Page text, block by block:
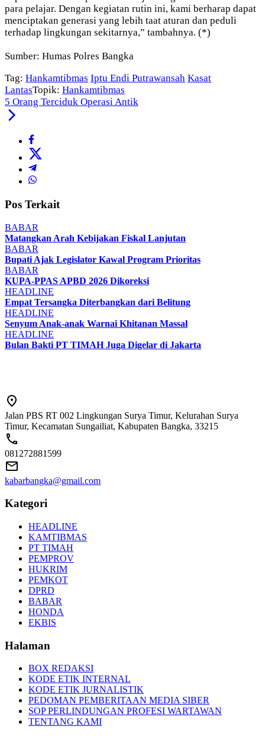
para pelajar. Dengan kegiatan rutin ini, kami berharap dapat
menciptakan generasi yang lebih taat aturan dan peduli
terhadap lingkungan sekitarnya,” tambahnya. (*)
Sumber: Humas Polres Bangka
Tag: Hankamtibmas Iptu Endi Putrawansah Kasat
LantasTopik: Hankamtibmas
5 Orang Terciduk Operasi Antik
Pos Terkait
BABAR
Matangkan Arah Kebijakan Fiskal Lanjutan
BABAR
Bupati Ajak Legislator Kawal Program Prioritas
BABAR
KUPA-PPAS APBD 2026 Dikoreksi
HEADLINE
Empat Tersangka Diterbangkan dari Belitung
HEADLINE
Senyum Anak-anak Warnai Khitanan Massal
HEADLINE
Bulan Bakti PT TIMAH Juga Digelar di Jakarta
Jalan PBS RT 002 Lingkungan Surya Timur, Kelurahan Surya
Timur, Kecamatan Sungailiat, Kabupaten Bangka, 33215
081272881599
kabarbangka@gmail.com
Kategori
HEADLINE
KAMTIBMAS
PT TIMAH
PEMPROV
HUKRIM
PEMKOT
DPRD
BABAR
HONDA
EKBIS
Halaman
BOX REDAKSI
KODE ETIK INTERNAL
KODE ETIK JURNALISTIK
PEDOMAN PEMBERITAAN MEDIA SIBER
SOP PERLINDUNGAN PROFESI WARTAWAN
TENTANG KAMI